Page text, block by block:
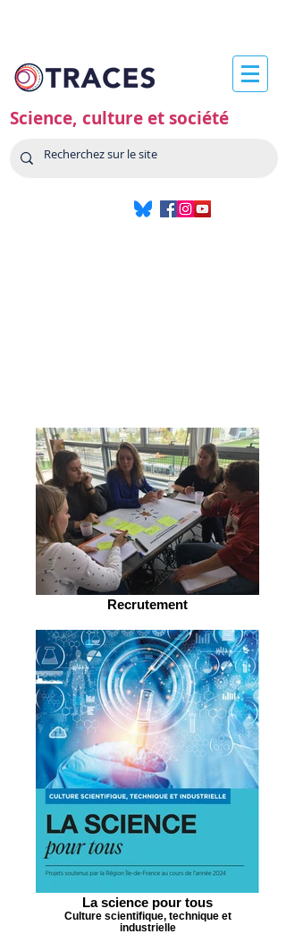
Science, culture et société
Recrutement
La science pour tous
Culture scientifique, technique et
industrielle